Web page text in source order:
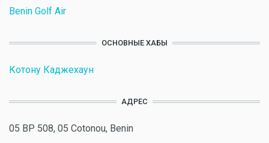
Benin Golf Air
ОСНОВНЫЕ ХАБЫ
Котону Каджехаун
АДРЕС
05 BP 508, 05 Cotonou, Benin